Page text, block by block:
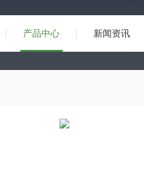
产品中心 新闻资讯